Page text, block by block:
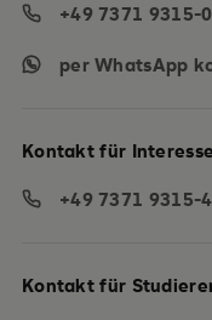
+49 7371 9315-0
per WhatsApp
Kontakt für
+49 7371 9315-
Kontakt für